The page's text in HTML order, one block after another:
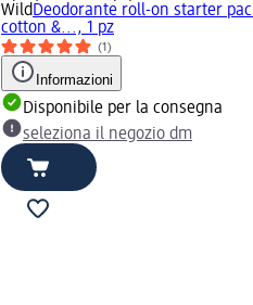
WildDeodorante roll-on starter
cotton &..., 1 pz
(1)
Informazioni
Disponibile per la consegna
seleziona il negozio dm